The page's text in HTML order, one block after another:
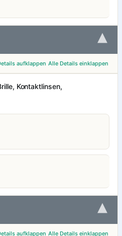
▾
aufklappen Alle Details einklappen
Kontaktlinsen,
▾
aufklappen Alle Details einklappen